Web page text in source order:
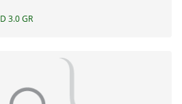
3.0 GR